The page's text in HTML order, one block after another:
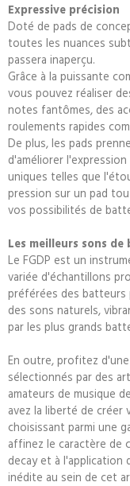
Expressive précision
Doté de pads de
toutes les nuances
passera inaperçu.
Grâce à la puissante
vous pouvez réaliser
notes fantômes, des
roulements rapides
De plus, les pads
d'améliorer
uniques telles que
pression sur un pad
vos possibilités de
Les meilleurs sons
Le FGDP est un
variée d'échantillons
préférées des batteurs
des sons naturels,
par les plus grands
En outre, profitez
sélectionnés par des
amateurs de musique
avez la liberté de
choisissant parmi une
affinez le caractère de
decay et à
inédite au sein de cet